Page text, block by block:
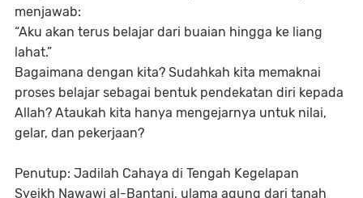
menjawab:
“Aku akan terus belajar dari buaian hingga ke liang
lahat.”
Bagaimana dengan kita? Sudahkah kita memaknai
proses belajar sebagai bentuk pendekatan diri kepada
Allah? Ataukah kita hanya mengejarnya untuk nilai,
gelar, dan pekerjaan?
Penutup: Jadilah Cahaya di Tengah Kegelapan
Syeikh Nawawi al-Bantani, ulama agung dari tanah